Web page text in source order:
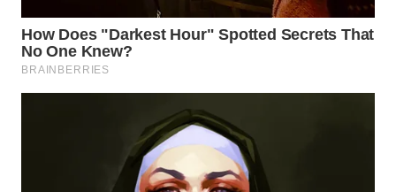
TOBA
WN